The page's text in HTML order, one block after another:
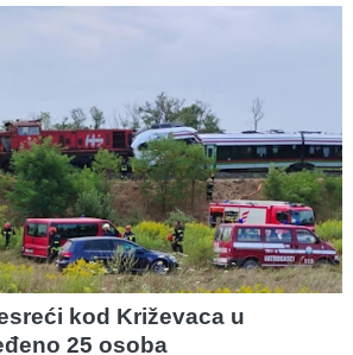
kod Križevaca u
25 osoba